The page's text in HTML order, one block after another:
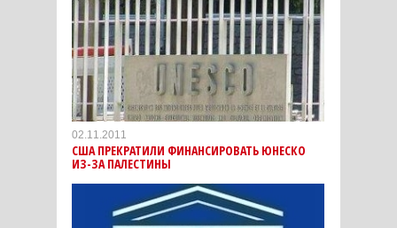
02.11.2011
США ПРЕКРАТИЛИ ФИНАНСИРОВАТЬ ЮНЕСКО
ИЗ-ЗА ПАЛЕСТИНЫ